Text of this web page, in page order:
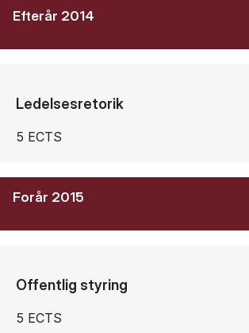
Efterår 2014
Ledelsesretorik
5 ECTS
Forår 2015
Offentlig styring
5 ECTS